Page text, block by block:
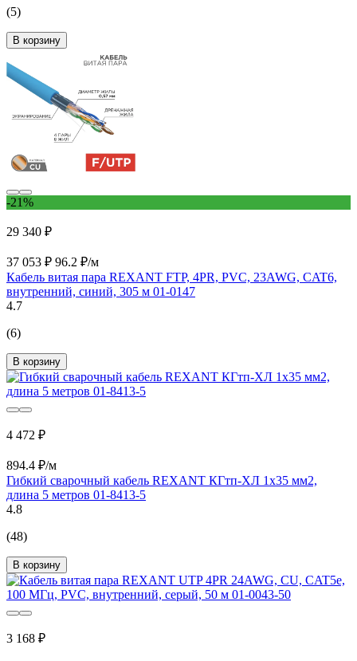
(5)
В корзину
-21%
29 340 ₽
37 053 ₽ 96.2 ₽/м
Кабель витая пара REXANT FTP, 4PR, PVC, 23AWG, CAT6,
внутренний, синий, 305 м 01-0147
4.7
(6)
В корзину
4 472 ₽
894.4 ₽/м
Гибкий сварочный кабель REXANT КГтп-ХЛ 1х35 мм2,
длина 5 метров 01-8413-5
4.8
(48)
В корзину
3 168 ₽